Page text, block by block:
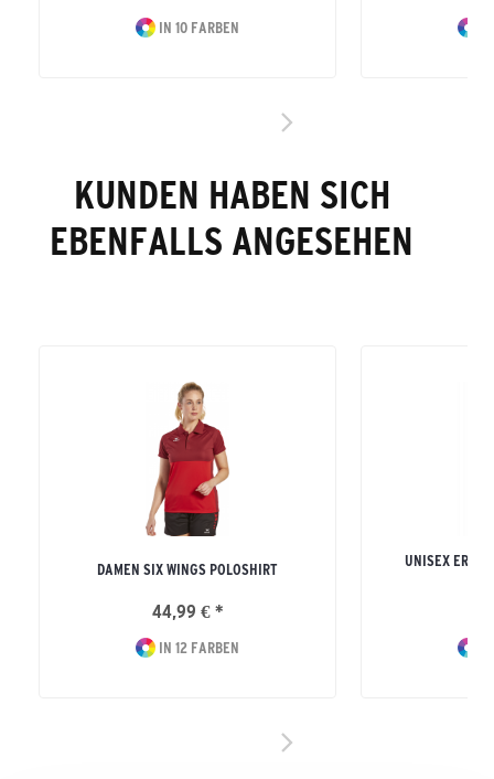
IN 10 FARBEN
KUNDEN HABEN SICH
EBENFALLS ANGESEHEN
DAMEN SIX WINGS POLOSHIRT
44,99 € *
IN 12 FARBEN
UNISEX